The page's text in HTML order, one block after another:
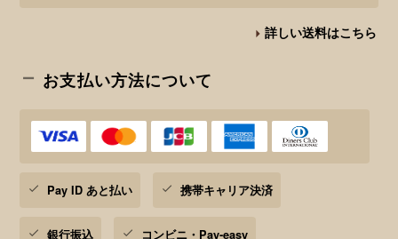
詳しい送料はこちら
お支払い方法について
Pay ID あと払い 携帯キャリア決済
銀行振込 コンビニ・Pay-easy